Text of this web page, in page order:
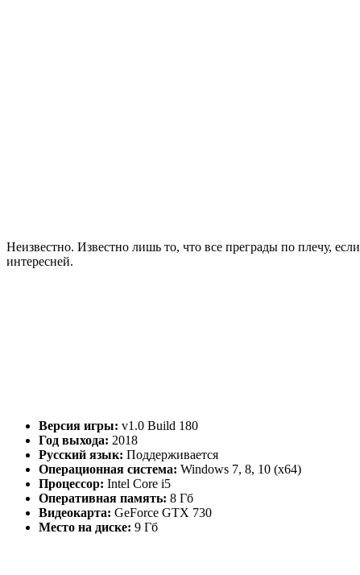
Неизвестно. Известно лишь то, что все преграды по плечу,
интересней.
Версия игры: v1.0 Build 180
Год выхода: 2018
Русский язык: Поддерживается
Операционная система: Windows 7, 8, 10 (x64)
Процессор: Intel Core i5
Оперативная память: 8 Гб
Видеокарта: GeForce GTX 730
Место на диске: 9 Гб